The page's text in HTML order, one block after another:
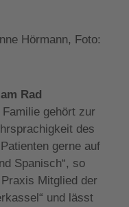
Hörmann, Foto:
Rad
gehört zur
des
gerne auf
Spanisch“, so
Mitglied der
und lässt